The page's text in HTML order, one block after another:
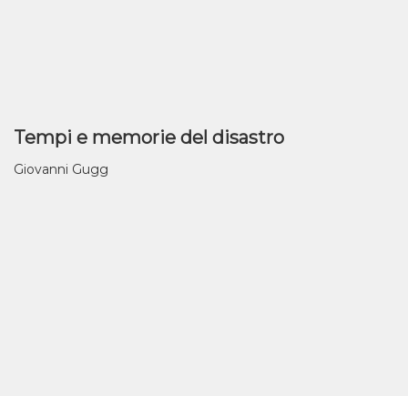
Tempi e memorie del disastro
Giovanni Gugg